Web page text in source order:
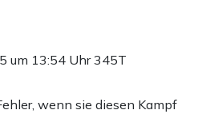
um 13:54 Uhr345T
wenn sie diesen Kampf